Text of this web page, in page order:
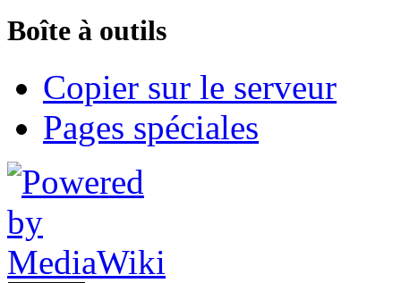
Boîte à outils
Copier sur le serveur
Pages spéciales